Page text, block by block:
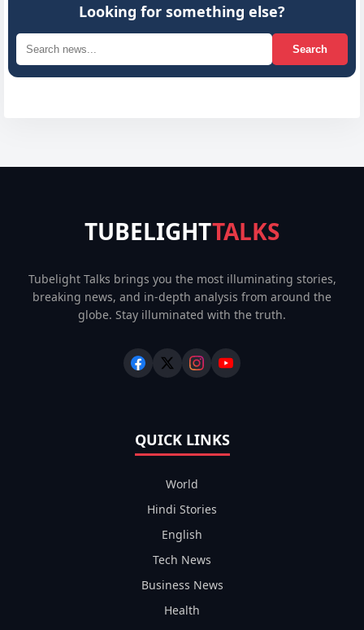
Looking for something else?
Search
TUBELIGHTTALKS
Tubelight Talks brings you the most illuminating stories,
breaking news, and in-depth analysis from around the
globe. Stay illuminated with the truth.
QUICK LINKS
World
Hindi Stories
English
Tech News
Business News
Health